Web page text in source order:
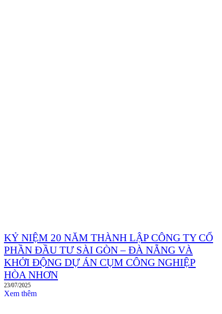
KỶ NIỆM 20 NĂM THÀNH LẬP CÔNG TY CỔ
PHẦN ĐẦU TƯ SÀI GÒN – ĐÀ NẴNG VÀ
KHỞI ĐỘNG DỰ ÁN CỤM CÔNG NGHIỆP
HÒA NHƠN
23/07/2025
Xem thêm